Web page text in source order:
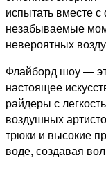
испытать вместе
незабываемые
невероятных
Флайборд шоу —
настоящее
райдеры с
воздушных
трюки и высокие
воде, создавая